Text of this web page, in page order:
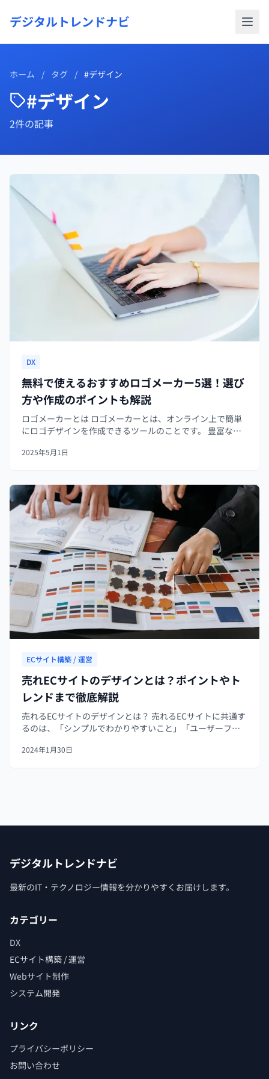
デジタルトレンドナビ
ホーム / タグ / #デザイン
#デザイン
2件の記事
DX
無料で使えるおすすめロゴメーカー5選！選び
方や作成のポイントも解説
ロゴメーカーとは ロゴメーカーとは、オンライン上で簡単
にロゴデザインを作成できるツールのことです。 豊富なテ
い方でも直感的な操作でプロ並みのロゴを作成できます。
2025年5月1日
ECサイト構築 / 運営
売れECサイトのデザインとは？ポイントやト
レンドまで徹底解説
売れるECサイトのデザインとは？ 売れるECサイトに共通す
るのは、「シンプルでわかりやすいこと」「ユーザーファ
明は簡潔にして文の間に余白を入れるなどを意識すると、
2024年1月30日
デジタルトレンドナビ
最新のIT・テクノロジー情報を分かりやすくお届けします。
カテゴリー
DX
ECサイト構築 / 運営
Webサイト制作
システム開発
リンク
プライバシーポリシー
お問い合わせ